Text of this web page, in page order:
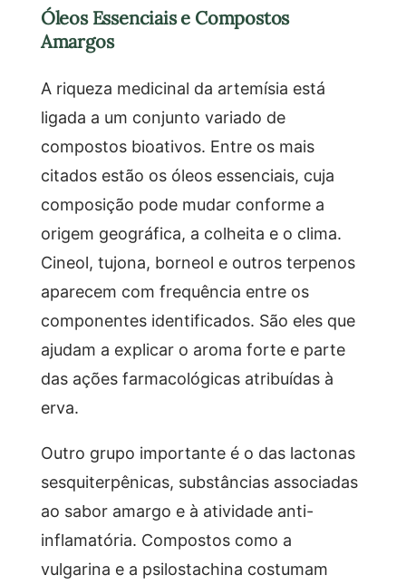
Óleos Essenciais e Compostos
Amargos
A riqueza medicinal da artemísia está
ligada a um conjunto variado de
compostos bioativos. Entre os mais
citados estão os óleos essenciais, cuja
composição pode mudar conforme a
origem geográfica, a colheita e o clima.
Cineol, tujona, borneol e outros terpenos
aparecem com frequência entre os
componentes identificados. São eles que
ajudam a explicar o aroma forte e parte
das ações farmacológicas atribuídas à
erva.
Outro grupo importante é o das lactonas
sesquiterpênicas, substâncias associadas
ao sabor amargo e à atividade anti-
inflamatória. Compostos como a
vulgarina e a psilostachina costumam